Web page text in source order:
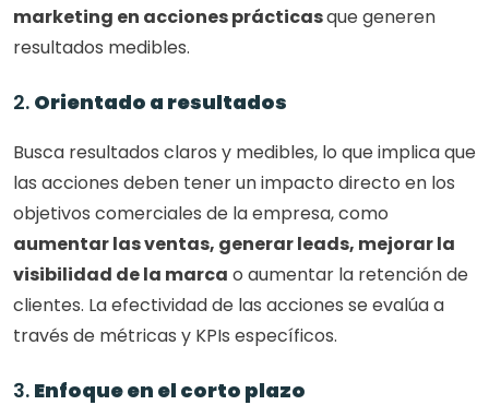
marketing en acciones prácticas que generen
resultados medibles.
2. Orientado a resultados
Busca resultados claros y medibles, lo que implica que
las acciones deben tener un impacto directo en los
objetivos comerciales de la empresa, como
aumentar las ventas, generar leads, mejorar la
visibilidad de la marca o aumentar la retención de
clientes. La efectividad de las acciones se evalúa a
través de métricas y KPIs específicos.
3. Enfoque en el corto plazo